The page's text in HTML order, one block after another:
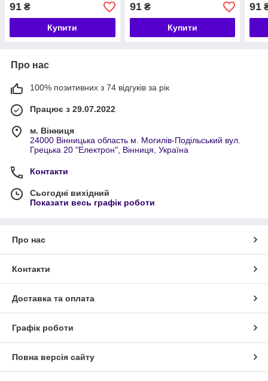
91 ₴
Купити
91₴
Купити
91
Про нас
100% позитивних з 74 відгуків за рік
Працює з 29.07.2022
м. Вінниця
24000 Вінницька область м. Могилів-Подільський вул.
Грецька 20 "Електрон", Вінниця, Україна
Контакти
Сьогодні вихідний
Показати весь графік роботи
Про нас
Контакти
Доставка та оплата
Графік роботи
Повна версія сайту